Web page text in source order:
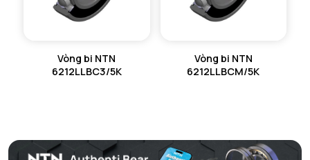
Vòng bi NTN
6212LLBC3/5K
Vòng bi NTN
6212LLBCM/5K